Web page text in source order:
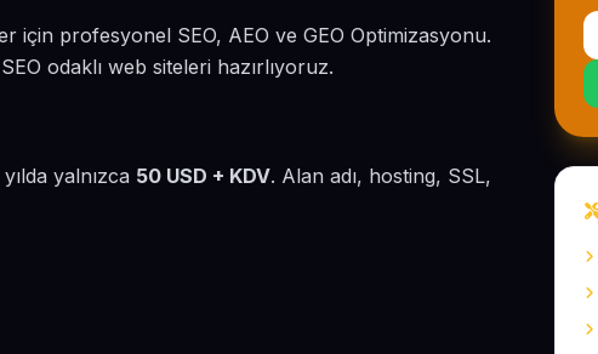
için profesyonel SEO, AEO ve GEO Optimizasyonu.
odaklı web siteleri hazırlıyoruz.
yalnızca 50 USD + KDV. Alan adı, hosting, SSL,